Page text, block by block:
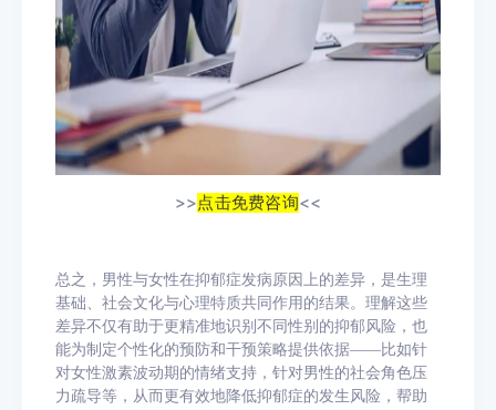
>>点击免费咨询<<
总之，男性与女性在抑郁症发病原因上的差异，是生理
基础、社会文化与心理特质共同作用的结果。理解这些
差异不仅有助于更精准地识别不同性别的抑郁风险，也
能为制定个性化的预防和干预策略提供依据——比如针
对女性激素波动期的情绪支持，针对男性的社会角色压
力疏导等，从而更有效地降低抑郁症的发生风险，帮助